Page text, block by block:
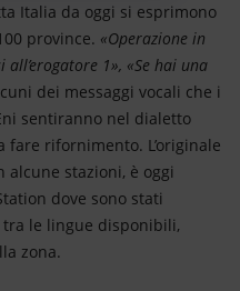
Italia da oggi si esprimono
province. «Operazione in
1», «Se hai una
dei messaggi vocali che i
sentiranno nel dialetto
rifornimento. L’originale
alcune stazioni, è oggi
dove sono stati
le lingue disponibili,
zona.